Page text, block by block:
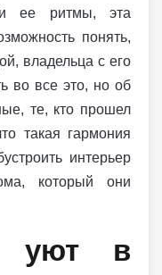
ее ритмы, эта
понять,
владельца с его
во все это, но об
те, кто прошел
такая гармония
интерьер
который они
уют в